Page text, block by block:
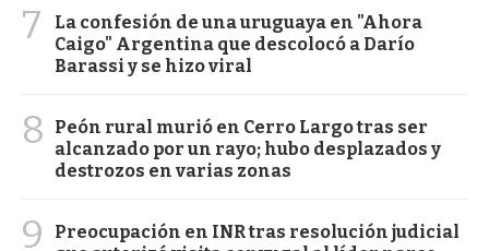
7
La confesión de una uruguaya en "Ahora
Caigo" Argentina que descolocó a Darío
Barassi y se hizo viral
8
Peón rural murió en Cerro Largo tras ser
alcanzado por un rayo; hubo desplazados y
destrozos en varias zonas
9
Preocupación en INR tras resolución judicial